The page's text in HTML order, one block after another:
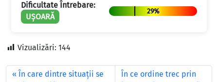
Dificultate Întrebare:
UȘOARĂ
29%
Vizualizări: 144
În care dintre situații se
În ce ordine trec prin